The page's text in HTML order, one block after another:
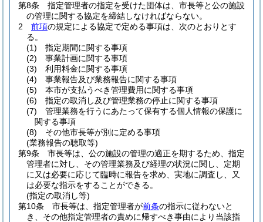
第8条
指定管理者の指定を受けた団体は、市長等と公の施設
の管理に関する協定を締結しなければならない。
2
前項の規定による協定で定める事項は、次のとおりとす
る。
(1)
指定期間に関する事項
(2)
事業計画に関する事項
(3)
利用料金に関する事項
(4)
事業報告及び業務報告に関する事項
(5)
本市が支払うべき管理費用に関する事項
(6)
指定の取消し及び管理業務の停止に関する事項
(7)
管理業務を行うにあたって保有する個人情報の保護に
関する事項
(8)
その他市長等が別に定める事項
(業務報告の聴取等)
第9条
市長等は、公の施設の管理の適正を期するため、指定
管理者に対し、その管理業務及び経理の状況に関し、定期
に又は必要に応じて臨時に報告を求め、実地に調査し、又
は必要な指示をすることができる。
(指定の取消し等)
第10条
市長等は、指定管理者が前条の指示に従わないと
き、その他指定管理者の責めに帰すべき事由により当該指